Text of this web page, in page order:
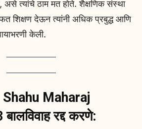
असे त्यांचे ठाम मत होते. शैक्षणिक संस्था
शिक्षण देऊन त्यांनी अधिक प्रबुद्ध आणि
केली.
Maharaj
बालविवाह रद्द करणे: